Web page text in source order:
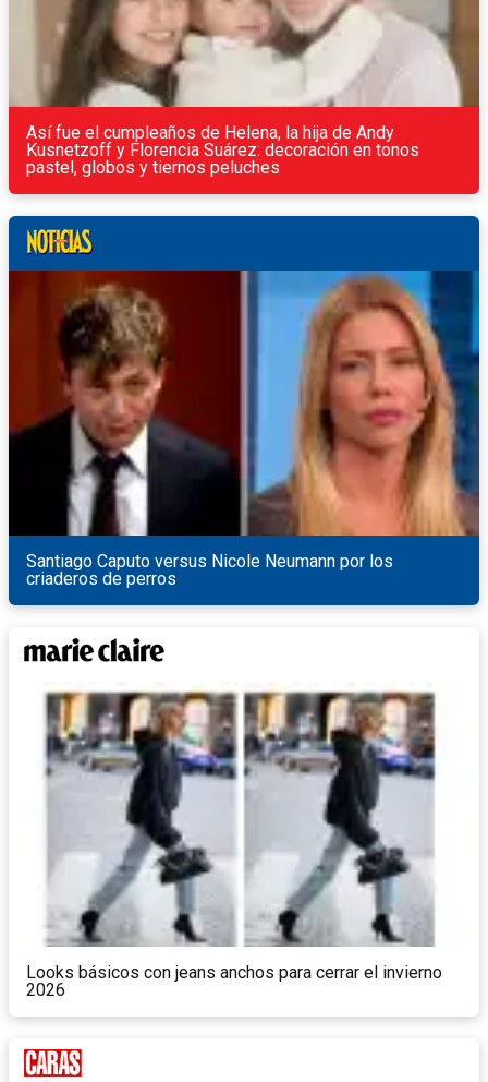
Así fue el cumpleaños de Helena, la hija de Andy
Kusnetzoff y Florencia Suárez: decoración en tonos
pastel, globos y tiernos peluches
Santiago Caputo versus Nicole Neumann por los
criaderos de perros
Looks básicos con jeans anchos para cerrar el invierno
2026